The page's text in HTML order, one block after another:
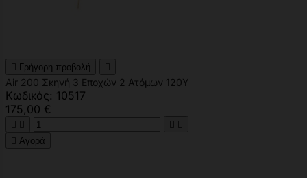
 Γρήγορη προβολή 
Air 200 Σκηνή 3 Εποχών 2 Ατόμων 120Υ
Κωδικός: 10517
175,00 €
   
 Αγορά